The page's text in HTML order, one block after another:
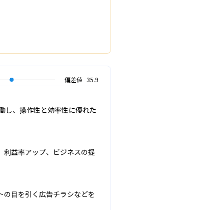
偏差値 35.9
し、操作性と効率性に優れた
利益率アップ、ビジネスの提
の目を引く広告チラシなどを